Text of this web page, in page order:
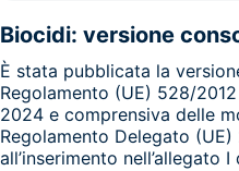
Biocidi: versione
È stata pubblicata la
Regolamento (UE) 528/
2024 e comprensiva delle
Regolamento Delegato
all’inserimento nell’allegato I